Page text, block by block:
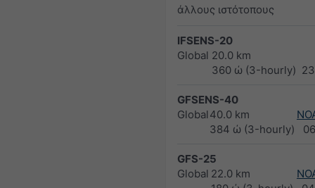
άλλους ιστότοπους
IFSENS-20
Global 20.0 km
360 ώ (3-hourly)
GFSENS-40
Global40.0 km
384 ώ (3-hourly)
GFS-25
Global 22.0 km